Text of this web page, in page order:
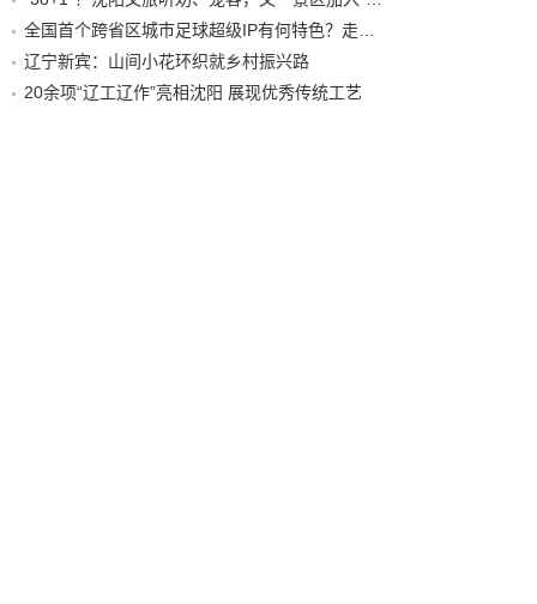
辽宁新宾：山间小花环织就乡村振兴路
20余项“辽工辽作”亮相沈阳 展现优秀传统工艺